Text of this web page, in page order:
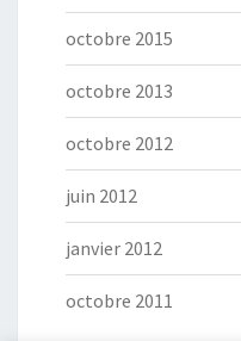
octobre 2015
octobre 2013
octobre 2012
juin 2012
janvier 2012
octobre 2011